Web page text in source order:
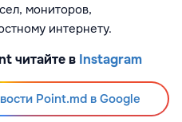
мониторов,
интернету.
читайте в Instagram
Point.md в Google